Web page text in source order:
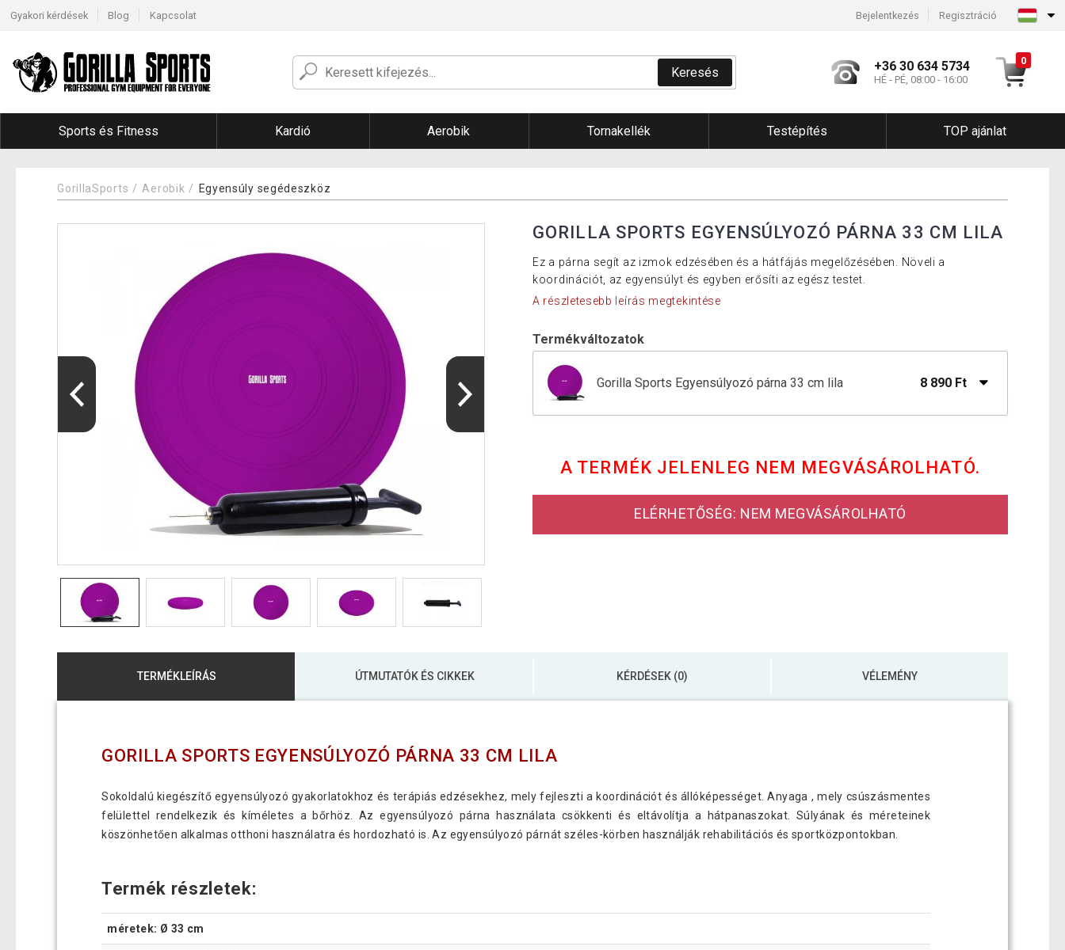
Gyakori kérdések Blog Kapcsolat Bejelentkezés Regisztráció
Keresés +36 30 634 5734
HÉ - PÉ, 08:00 - 16:00
0
Sports és Fitness Kardió Aerobik Tornakellék Testépítés TOP ajánlat
GorillaSports Aerobik Egyensúly segédeszköz
GORILLA SPORTS EGYENSÚLYOZÓ PÁRNA 33 CM LILA
Ez a párna segít az izmok edzésében és a hátfájás megelőzésében. Növeli a
koordinációt, az egyensúlyt és egyben erősíti az egész testet.
A részletesebb leírás megtekintése
Termékváltozatok
Gorilla Sports Egyensúlyozó párna 33 cm lila 8 890 Ft
Gorilla Sports Egyensúlyozó párna fekete 33 cm
A TERMÉK JELENLEG NEM MEGVÁSÁROLHATÓ.
ELÉRHETŐSÉG: NEM MEGVÁSÁROLHATÓ
TERMÉKLEÍRÁS ÚTMUTATÓK ÉS CIKKEK KÉRDÉSEK (0) VÉLEMÉNY
GORILLA SPORTS EGYENSÚLYOZÓ PÁRNA 33 CM LILA
Sokoldalú kiegészítő egyensúlyozó gyakorlatokhoz és terápiás edzésekhez, mely fejleszti a koordinációt és állóképességet. Anyaga , mely csúszásmentes
felülettel rendelkezik és kíméletes a bőrhöz. Az egyensúlyozó párna használata csökkenti és eltávolítja a hátpanaszokat. Súlyának és méreteinek
köszönhetően alkalmas otthoni használatra és hordozható is. Az egyensúlyozó párnát széles-körben használják rehabilitációs és sportközpontokban.
Termék részletek:
méretek: Ø 33 cm